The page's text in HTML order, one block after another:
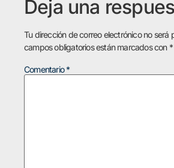
Deja una
Tu dirección de correo electrónico no será
campos obligatorios están marcados con *
Comentario*